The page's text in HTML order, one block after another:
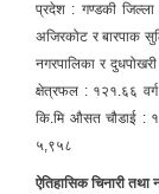
प्रदेश : गण्डकी जिल्ला
अजिरकोट र बारपाक
नगरपालिका र
क्षेत्रफल : १२१.६६
कि.मि औसत चौडाई :
५,९५८
ऐतिहासिक चिनारी तथा